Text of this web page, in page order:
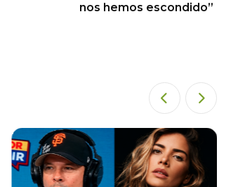
nos hemos escondido”